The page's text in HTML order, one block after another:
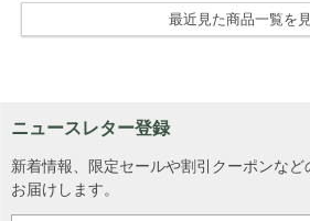
最近見た商品一覧を
ニュースレター登録
新着情報、限定セールや割引クーポンなど
お届けします。